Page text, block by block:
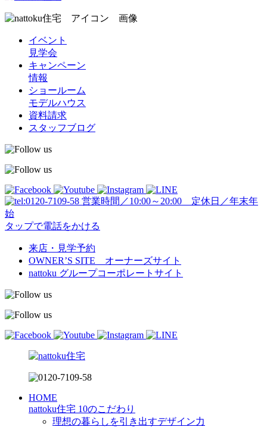
イベント
見学会
キャンペーン
情報
ショールーム
モデルハウス
資料請求
スタッフブログ
営業時間／10:00～20:00 定休日／年末年
始
タップで電話をかける
来店・見学予約
OWNER’S SITE オーナーズサイト
nattoku グループコーポレートサイト
HOME
nattoku住宅 10のこだわり
理想の暮らしを引き出すデザイン力